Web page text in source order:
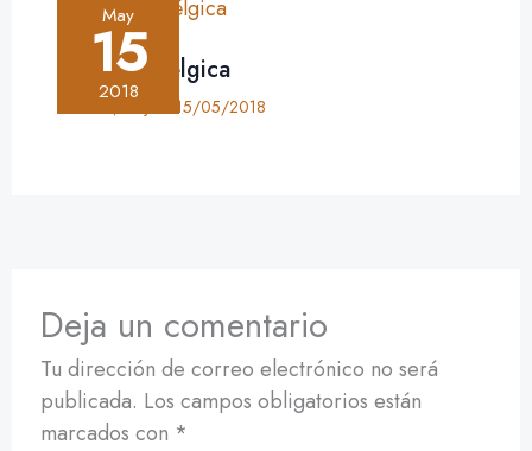
May
15
2018
Crónica: Bélgica
15/05/2018
Deja un comentario
Tu dirección de correo electrónico no será
publicada. Los campos obligatorios están
marcados con *